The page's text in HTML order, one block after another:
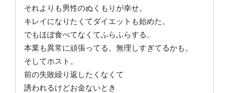
それよりも男性のぬくもりが幸せ。
キレイになりたくてダイエットも始めた。
でもほぼ食べてなくてふらふらする。
本業も異常に頑張ってる。無理しすぎてるかも。
そしてホスト。
前の失敗繰り返したくなくて
誘われるけどお金ないとき